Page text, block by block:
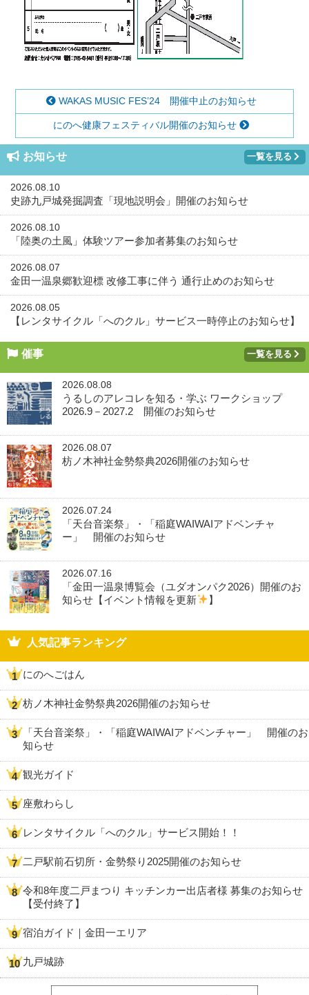
WAKAS MUSIC FES’24 開催中止のお知らせ
にのへ健康フェスティバル開催のお知らせ
お知らせ 一覧を見る
2026.08.10
史跡九戸城発掘調査「現地説明会」開催のお知らせ
2026.08.10
「陸奥の土風」体験ツアー参加者募集のお知らせ
2026.08.07
金田一温泉郷歓迎標 改修工事に伴う 通行止めのお知らせ
2026.08.05
【レンタサイクル「へのクル」サービス一時停止のお知らせ】
催事 一覧を見る
2026.08.08
うるしのアレコレを知る・学ぶ ワークショップ
2026.9－2027.2 開催のお知らせ
2026.08.07
枋ノ木神社金勢祭典2026開催のお知らせ
2026.07.24
「天台音楽祭」・「稲庭WAIWAIアドベンチャ
ー」 開催のお知らせ
2026.07.16
「金田一温泉博覧会（ユダオンパク2026）開催のお
知らせ【イベント情報を更新
】
人気記事ランキング
にのへごはん
枋ノ木神社金勢祭典2026開催のお知らせ
「天台音楽祭」・「稲庭WAIWAIアドベンチャー」 開催のお
知らせ
観光ガイド
座敷わらし
レンタサイクル「へのクル」サービス開始！！
二戸駅前石切所・金勢祭り2025開催のお知らせ
令和8年度二戸まつり キッチンカー出店者様 募集のお知らせ
【受付終了】
宿泊ガイド｜金田一エリア
九戸城跡